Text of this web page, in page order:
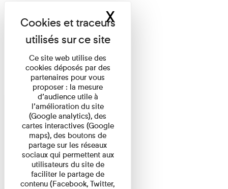
Ce site web utilise des
cookies déposés par des
partenaires pour vous
proposer : la mesure
d’audience utile à
l’amélioration du site
(Google analytics), des
cartes interactives (Google
maps), des boutons de
partage sur les réseaux
sociaux qui permettent aux
utilisateurs du site de
faciliter le partage de
contenu (Facebook, Twitter,
XMasquer le